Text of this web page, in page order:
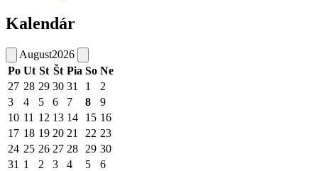
Kalendár
August2026
Po Ut St Št Pia So Ne
27 28 29 30 31 1
2
3
4 5 6 7 8
9
10 11 12 13 14 15 16
17 18 19 20 21 22 23
24 25 26 27 28 29 30
31 1 2 3 4 5 6